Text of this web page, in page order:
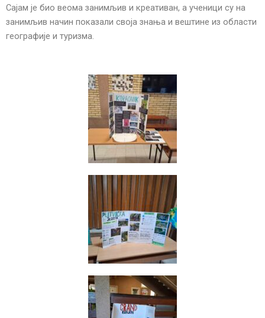
Сајам је био веома занимљив и креативан, а ученици су на
занимљив начин показали своја знања и вештине из области
географије и туризма.